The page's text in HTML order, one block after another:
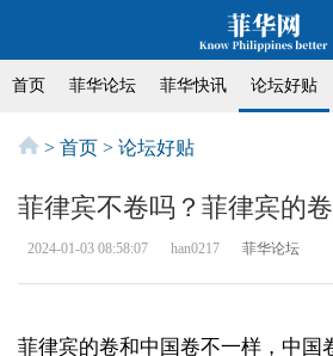
首页 菲华论坛 菲华快讯 论坛好贴
> 首页 > 论坛好贴
菲律宾不卷吗？菲律宾的
2024-01-03 08:58:07 han0217 菲华论坛
菲律宾的卷和中国卷不一样，中国